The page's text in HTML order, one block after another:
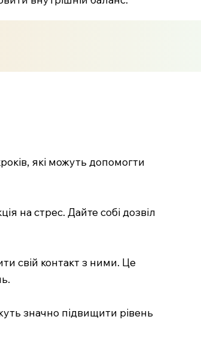
які можуть допомогти
на стрес. Дайте собі дозвіл
свій контакт з ними. Це
значно підвищити рівень